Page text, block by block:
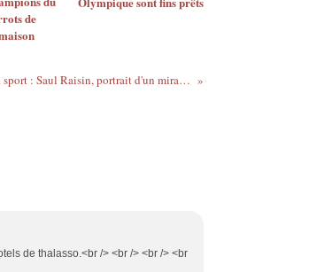
de
Les coulisses du sport : Saul Raisin, portrait d'un miraculé
de thalasso.<br /> <br /> <br /> <br